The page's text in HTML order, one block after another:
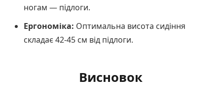
ногам — підлоги.
Ергономіка: Оптимальна висота сидіння
складає 42-45 см від підлоги.
Висновок